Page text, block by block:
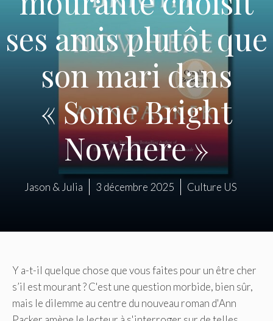
ses amis plutôt que
son mari dans
« Some Bright
Nowhere »
Jason & Julia 3 décembre 2025 Culture US
Y a-t-il quelque chose que vous faites pour un être cher
s’il est mourant ? C'est une question morbide, bien sûr,
mais le dilemme au centre du nouveau roman d'Ann